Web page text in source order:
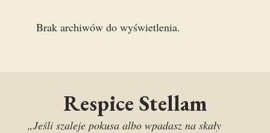
Brak archiwów do wyświetlenia.
Respice Stellam
„Jeśli szaleje pokusa albo wpadasz na skały